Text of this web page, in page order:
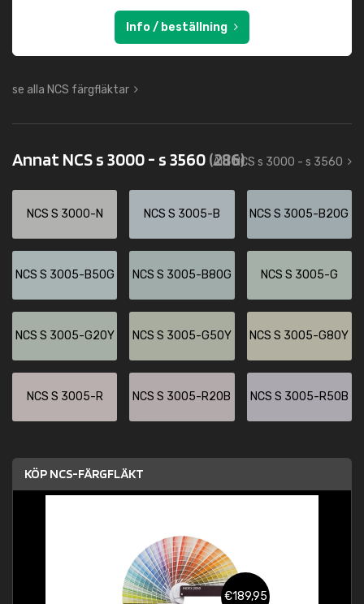
Info / beställning
se alla NCS färgfläktar
Annat NCS s 3000 - s 3560(286)
Allt NCS s 3000 - s 3560
NCS S 3000-N NCS S 3005-B NCS S 3005-B20G
NCS S 3005-B50G NCS S 3005-B80G NCS S 3005-G
NCS S 3005-G20Y NCS S 3005-G50Y NCS S 3005-G80Y
NCS S 3005-R NCS S 3005-R20B NCS S 3005-R50B
KÖP NCS-FÄRGFLÄKT
€189,95